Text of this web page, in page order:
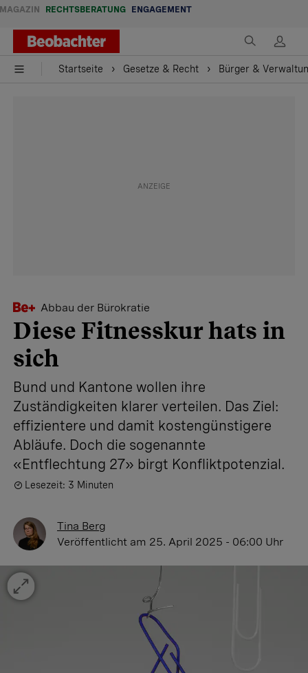
MAGAZIN RECHTSBERATUNG ENGAGEMENT
Startseite Gesetze & Recht Bürger &
Abbau der Bürokratie
Diese Fitnesskur hats in
sich
Bund und Kantone wollen ihre
Zuständigkeiten klarer verteilen. Das Ziel:
effizientere und damit kostengünstigere
Abläufe. Doch die sogenannte
«Entflechtung 27» birgt Konfliktpotenzial.
Lesezeit: 3 Minuten
Tina Berg
Veröffentlicht am 25. April 2025 - 06:00 Uhr